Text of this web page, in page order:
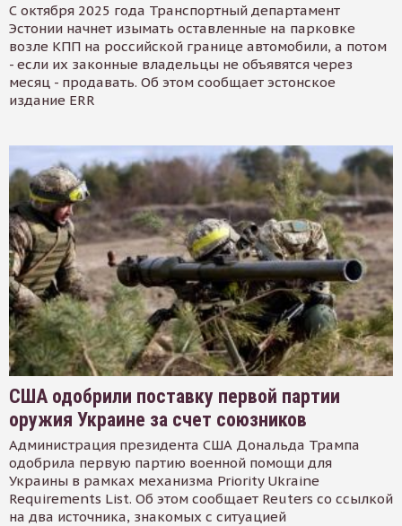
С октября 2025 года Транспортный департамент
Эстонии начнет изымать оставленные на парковке
возле КПП на российской границе автомобили, а потом
- если их законные владельцы не объявятся через
месяц - продавать. Об этом сообщает эстонское
издание ERR
США одобрили поставку первой партии
оружия Украине за счет союзников
Администрация президента США Дональда Трампа
одобрила первую партию военной помощи для
Украины в рамках механизма Priority Ukraine
Requirements List. Об этом сообщает Reuters со ссылкой
на два источника, знакомых с ситуацией